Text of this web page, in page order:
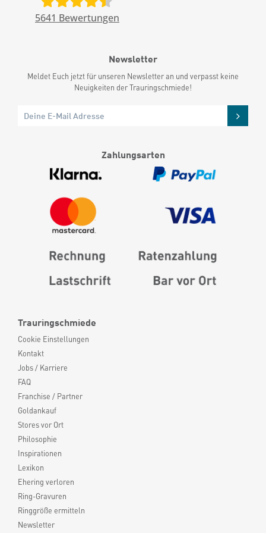
Trauringschmiede
Cookie Einstellungen
Kontakt
Jobs / Karriere
FAQ
Franchise / Partner
Goldankauf
Stores vor Ort
Philosophie
Inspirationen
Lexikon
Ehering verloren
Ring-Gravuren
Ringgröße ermitteln
Newsletter
5641 Bewertungen
Newsletter
Meldet Euch jetzt für unseren Newsletter an und verpasst keine
Neuigkeiten der Trauringschmiede!
Zahlungsarten